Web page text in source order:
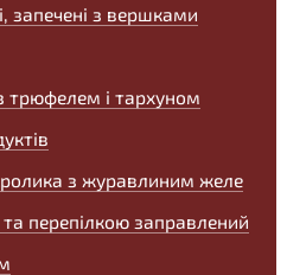
запечені з вершками
трюфелем і тархуном
з журавлиним желе
перепілкою заправлений